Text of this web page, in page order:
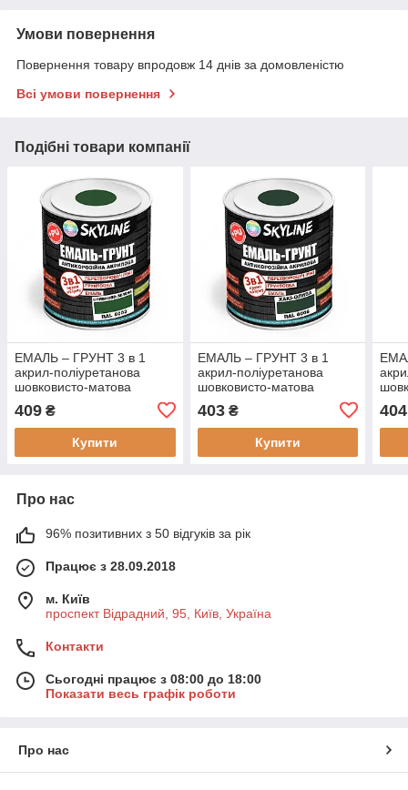
Умови повернення
Повернення товару впродовж 14 днів за домовленістю
Всі умови повернення
Подібні товари компанії
ЕМАЛЬ – ГРУНТ 3 в 1
акрил-поліуретанова
шовковисто-матова
Оливково-зелена 0,9 кг
409 ₴
Купити
ЕМАЛЬ – ГРУНТ 3 в 1
акрил-поліуретанова
шовковисто-матова
олива 0,9 кг
403₴
Купити
404
Про нас
96% позитивних з 50 відгуків за рік
Працює з 28.09.2018
м. Київ
проспект Відрадний, 95, Київ, Україна
Контакти
Сьогодні працює з 08:00 до 18:00
Показати весь графік роботи
Про нас